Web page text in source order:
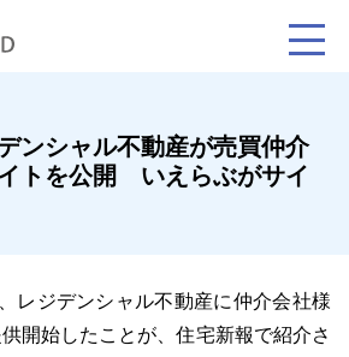
売買仲介 賃貸管理
ンシャル不動産が売買仲介
トを公開 いえらぶがサイ
レジデンシャル不動産に仲介会社様
開始したことが、住宅新報で紹介さ